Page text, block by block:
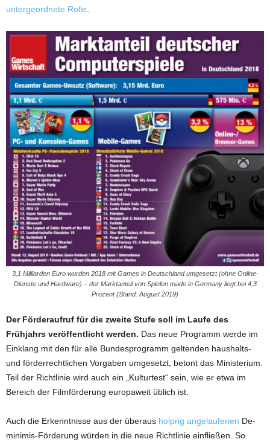
untergeordnete Rolle
3,1 Milliarden Euro wurden 2018 mit Games in Deutschland umgesetzt (ohne Online-
Dienste und Hardware) – der Marktanteil von Spielen made in Germany liegt bei 4,3
Prozent (Stand: August 2019)
Der Förderaufruf für die zweite Stufe soll im Laufe des
Frühjahrs veröffentlicht werden. Das neue Programm werde im
Einklang mit den für alle Bundesprogramm geltenden haushalts-
und förderrechtlichen Vorgaben umgesetzt, betont das Ministerium.
Teil der Richtlinie wird auch ein „Kulturtest“ sein, wie er etwa im
Bereich der Filmförderung europaweit üblich ist.
Auch die Erkenntnisse aus der überaus holprig angelaufenen De-
minimis-Förderung würden in die neue Richtlinie einfließen. So